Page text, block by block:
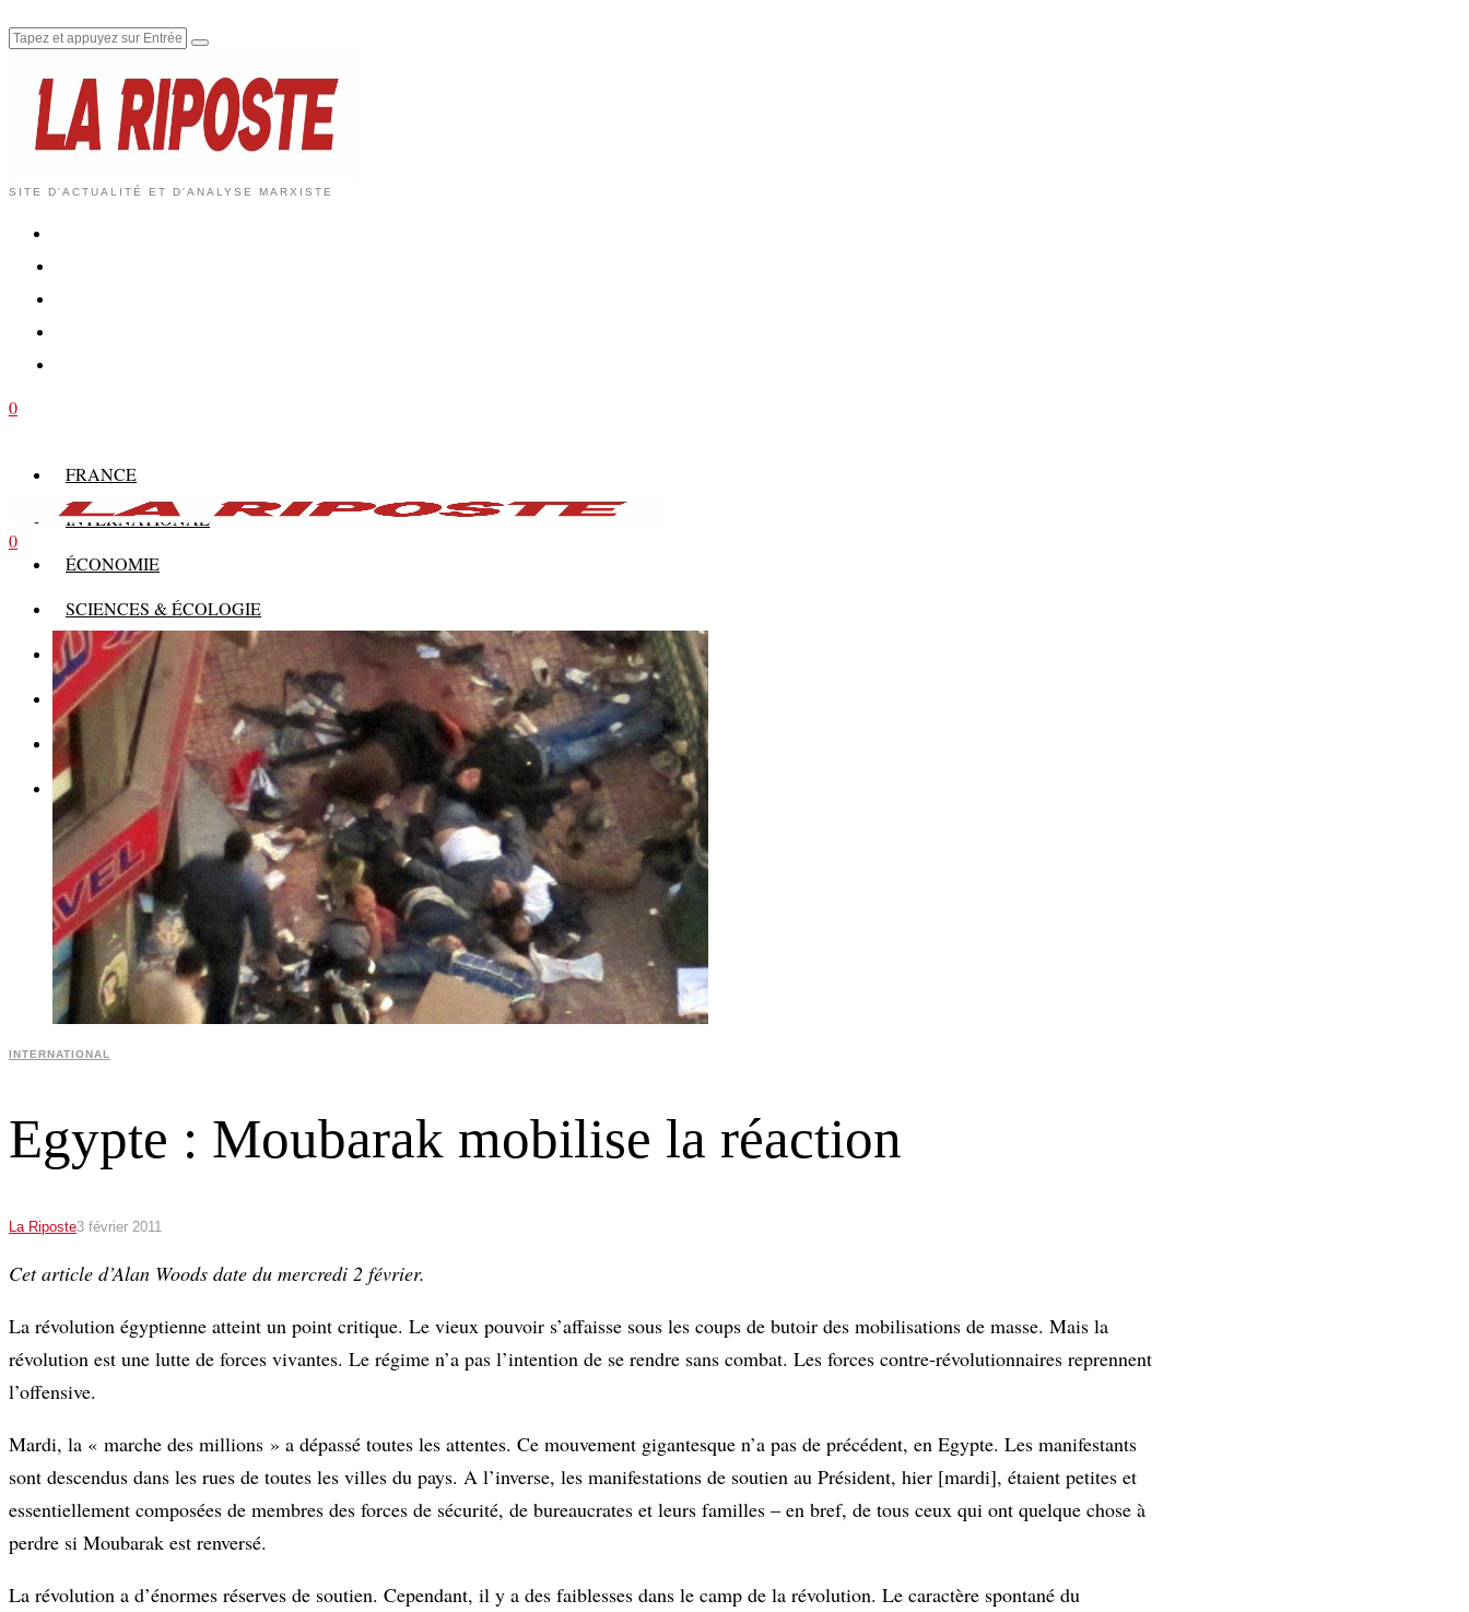
SITE D'ACTUALITÉ ET D'ANALYSE MARXISTE
0
FRANCE
INTERNATIONAL
ÉCONOMIE
SCIENCES & ÉCOLOGIE
HISTOIRE
THÉORIE
CULTURE
MULTIMÉDIAS
0
INTERNATIONAL
Egypte : Moubarak mobilise la réaction
La Riposte3 février 2011
Cet article d’Alan Woods date du mercredi 2 février.
La révolution égyptienne atteint un point critique. Le vieux pouvoir s’affaisse sous les coups de butoir des mobilisations de masse. Mais la
révolution est une lutte de forces vivantes. Le régime n’a pas l’intention de se rendre sans combat. Les forces contre-révolutionnaires reprennent
l’offensive.
Mardi, la « marche des millions » a dépassé toutes les attentes. Ce mouvement gigantesque n’a pas de précédent, en Egypte. Les manifestants
sont descendus dans les rues de toutes les villes du pays. A l’inverse, les manifestations de soutien au Président, hier [mardi], étaient petites et
essentiellement composées de membres des forces de sécurité, de bureaucrates et leurs familles – en bref, de tous ceux qui ont quelque chose à
perdre si Moubarak est renversé.
La révolution a d’énormes réserves de soutien. Cependant, il y a des faiblesses dans le camp de la révolution. Le caractère spontané du